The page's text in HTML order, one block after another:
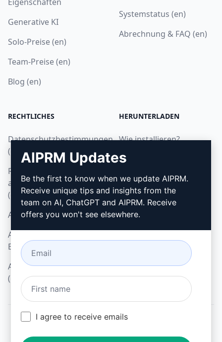
Generative KI
Solo-Preise (en)
Team-Preise (en)
Blog (en)
Systemstatus (en)
Abrechnung & FAQ (en)
RECHTLICHES
Datenschutzbestimmungen
(en)
Richtlinien zur
akzeptablen Nutzung
(en)
AGB (en)
AGB für Browser-
Erweiterungen (en)
AGB für Verrechnung
(en)
HERUNTERLADEN
Wie installieren?
Google Chrome
Microsoft Edge
AIPRM Updates
Be the first to know when we update AIPRM.
Receive unique tips and insights from the
team on AI, ChatGPT and AIPRM. Receive
offers you won't see elsewhere.
I agree to receive emails